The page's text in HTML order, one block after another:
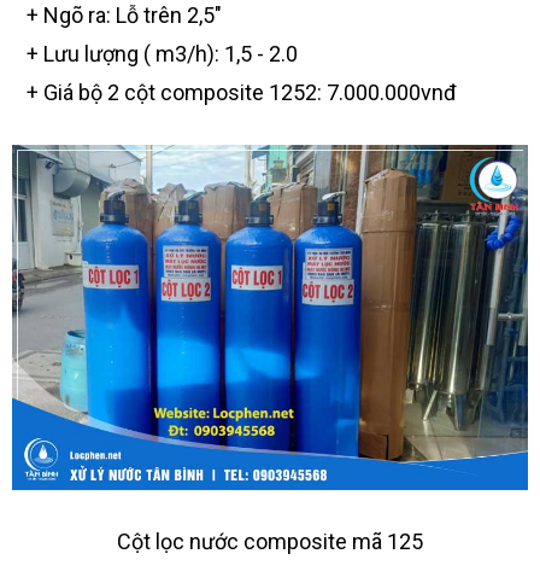
+ Ngõ ra: Lỗ trên 2,5"
+ Lưu lượng ( m3/h): 1,5 - 2.0
+ Giá bộ 2 cột composite 1252: 7.000.000vnđ
Cột lọc nước composite mã 125